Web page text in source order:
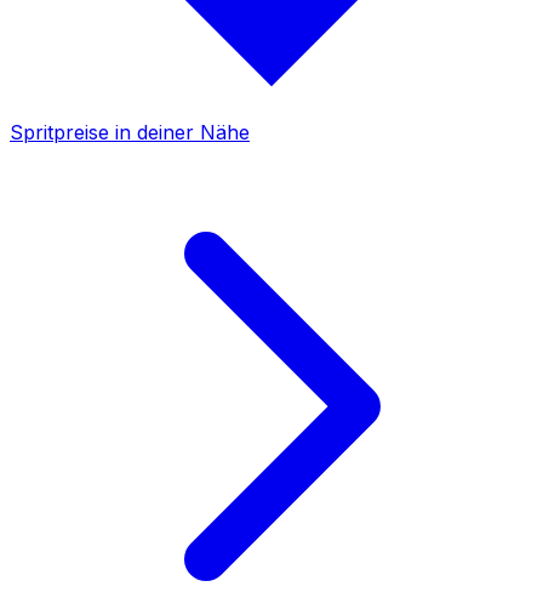
Spritpreise in deiner Nähe